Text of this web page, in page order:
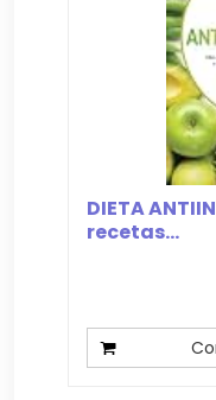
DIETA
recetas...